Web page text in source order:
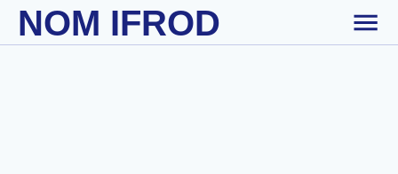
Skip to main content
NOM IFROD